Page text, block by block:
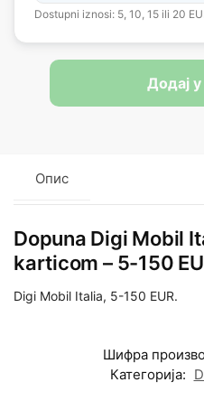
Dostupni iznosi: 5, 10, 15 ili 20
Додај
Опис
Dopuna Digi Mobil
karticom – 5-150
Digi Mobil Italia, 5-150 EUR.
Шифра
Категорија: